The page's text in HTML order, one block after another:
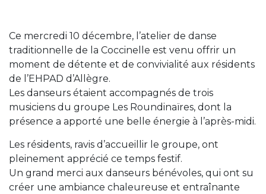
Ce mercredi 10 décembre, l’atelier de danse
traditionnelle de la Coccinelle est venu offrir un
moment de détente et de convivialité aux résidents
de l’EHPAD d’Allègre.
Les danseurs étaient accompagnés de trois
musiciens du groupe Les Roundinaïres, dont la
présence a apporté une belle énergie à l’après-midi.
Les résidents, ravis d’accueillir le groupe, ont
pleinement apprécié ce temps festif.
Un grand merci aux danseurs bénévoles, qui ont su
créer une ambiance chaleureuse et entraînante